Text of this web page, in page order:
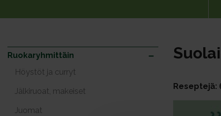
Ruokaryhmittäin
Höystöt ja curryt
Jälkiruoat, makeiset
Juomat
Reseptejä: